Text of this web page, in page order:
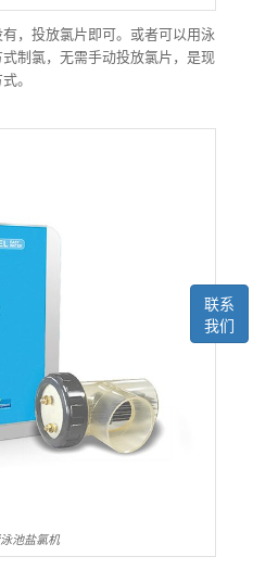
联系
我们
，投放氯片即可。或者可以用泳
制氯，无需手动投放氯片，是现
。
池盐氯机